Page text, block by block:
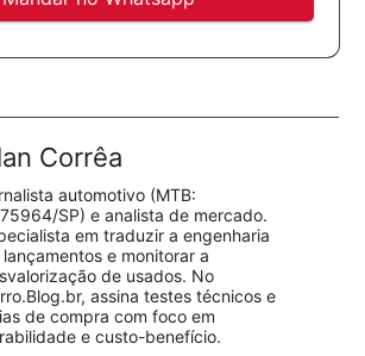
Corrêa
automotivo (MTB:
SP) e analista de mercado.
em traduzir a engenharia
e monitorar a
de usados. No
assina testes técnicos e
de compra com foco em
e custo-benefício.